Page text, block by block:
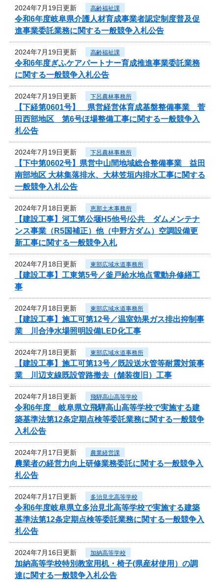
2024年7月19日更新 高齢福祉課
令和6年度岐阜県介護人材育成事業者認定制度普及促
進事業委託業務に関する一般競争入札公告
2024年7月19日更新 高齢福祉課
令和6年度ぎふケアパートナー育成推進事業委託業務
に関する一般競争入札公告
2024年7月19日更新 下呂農林事務所
【下経第0601号】 県営経営体育成基盤整備事業 菅
田西部地区 第6号ほ場整備工事に関する一般競争入
札公告
2024年7月19日更新 下呂農林事務所
【下中第0602号】県営中山間地域総合整備事業 益田
南部地区 大林集落排水、大林笠垣内排水工事に関する
一般競争入札公告
2024年7月18日更新 恵那土木事務所
【建設工事】河工第公堰H5他号/公共 ダムメンテナ
ンス事業（R5国補正）他（中野方ダム）空調設備更
新工事に関する一般競争入札
2024年7月18日更新 東部広域水道事務所
【建設工事】工東第5号／釜戸給水地点電動弁修繕工
事
2024年7月18日更新 東部広域水道事務所
【建設工事】施工可第12号／温室効果ガス排出抑制事
業 川合浄水場照明設備LED化工事
2024年7月18日更新 東部広域水道事務所
【建設工事】施工可第13号／既設送水管等耐震対策事
業 川辺支線既設管路撤去（舗装復旧）工事
2024年7月18日更新 飛騨高山高等学校
令和6年度 岐阜県立飛騨高山高等学校で実施する建
築基準法第12条定期点検等委託業務に関する一般競争
入札公告
2024年7月17日更新 農業経営課
農業者の経営力向上研修業務委託に関する一般競争入
札公告
2024年7月17日更新 多治見北高等学校
令和6年度岐阜県立多治見北高等学校で実施する建築
基準法第12条定期点検等委託業務に関する一般競争入
札公告
2024年7月16日更新 加納高等学校
加納高等学校特別教室用机・椅子(県産材使用）の調
達に関する一般競争入札公告